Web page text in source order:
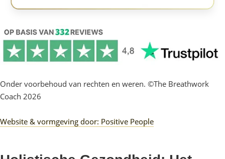
Onder voorbehoud van rechten en weren. ©The Breathwork
Coach 2026
Website & vormgeving door: Positive People